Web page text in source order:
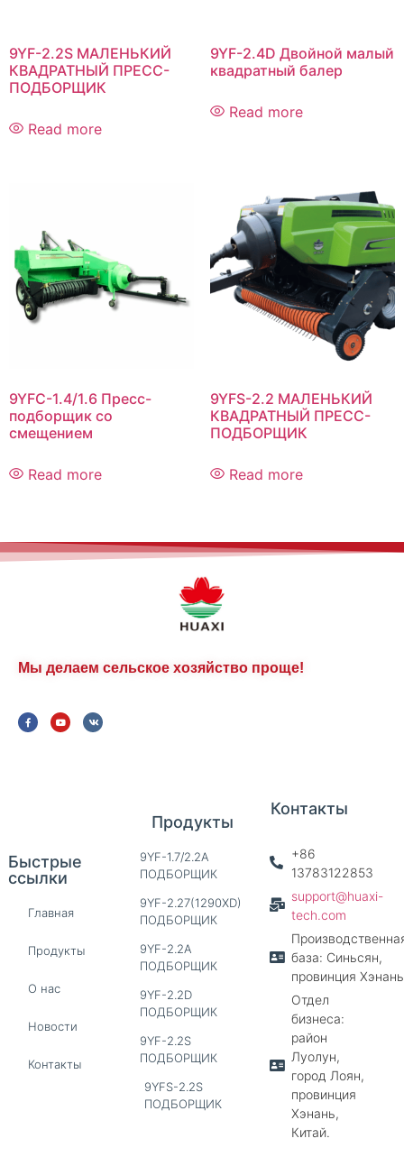
9YF-2.2S МАЛЕНЬКИЙ
КВАДРАТНЫЙ ПРЕСС-
ПОДБОРЩИК
Read more
9YF-2.4D Двойной малый
квадратный балер
Read more
9YFC-1.4/1.6 Пресс-
подборщик со
смещением
Read more
9YFS-2.2 МАЛЕНЬКИЙ
КВАДРАТНЫЙ ПРЕСС-
ПОДБОРЩИК
Read more
Мы делаем сельское хозяйство проще!
Быстрые
ссылки
Главная
Продукты
О нас
Новости
Контакты
Продукты
9YF-1.7/2.2A
ПОДБОРЩИК
9YF-2.27(1290XD)
ПОДБОРЩИК
9YF-2.2A
ПОДБОРЩИК
9YF-2.2D
ПОДБОРЩИК
9YF-2.2S
ПОДБОРЩИК
9YFS-2.2S
ПОДБОРЩИК
Контакты
+86
13783122853
support@huaxi-
tech.com
база: Синьсян,
провинция
Отдел
бизнеса:
район
Луолун,
город Лоян,
провинция
Хэнань,
Китай.